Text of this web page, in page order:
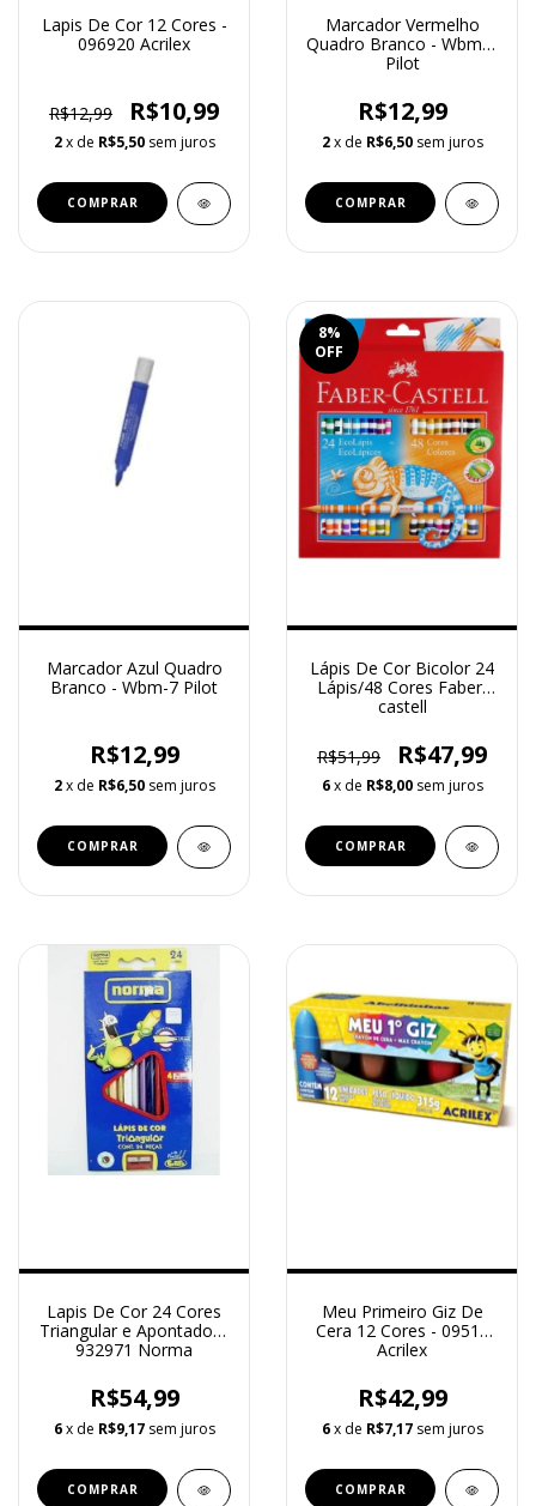
Lapis De Cor 12 Cores -
096920 Acrilex
R$12,99 R$10,99
2 x de R$5,50 sem juros
Marcador Vermelho
Quadro Branco - Wbm-7
Pilot
R$12,99
2 x de R$6,50 sem juros
Marcador Azul Quadro
Branco - Wbm-7 Pilot
R$12,99
2 x de R$6,50 sem juros
8%
OFF
Lápis De Cor Bicolor 24
Lápis/48 Cores Faber-
castell
R$51,99 R$47,99
6 x de R$8,00 sem juros
Lapis De Cor 24 Cores
Triangular e Apontador -
932971 Norma
R$54,99
6 x de R$9,17 sem juros
Meu Primeiro Giz De
Cera 12 Cores - 09512
Acrilex
R$42,99
6 x de R$7,17 sem juros